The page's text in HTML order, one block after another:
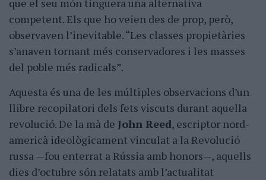
que el seu món tinguera una alternativa
competent. Els que ho veien des de prop, però,
observaven l’inevitable. “Les classes propietàries
s’anaven tornant més conservadores i les masses
del poble més radicals”.
Aquesta és una de les múltiples observacions d’un
llibre recopilatori dels fets viscuts durant aquella
revolució. De la mà de John Reed, escriptor nord-
americà ideològicament vinculat a la Revolució
russa —fou enterrat a Rússia amb honors—, aquells
dies d’octubre són relatats amb l’actualitat